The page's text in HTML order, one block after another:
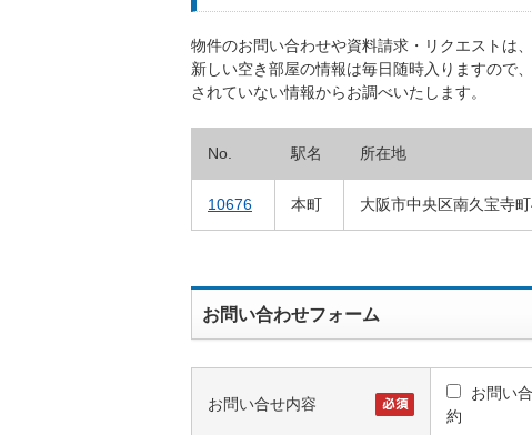
物件のお問い合わせや資料請求・リクエストは
新しい空き部屋の情報は毎日随時入りますので
されていない情報からお調べいたします。
No. 駅名 所在地
10676 本町 大阪市中央区南久宝寺
お問い合わせフォーム
お問い合せ内容
お問い
約